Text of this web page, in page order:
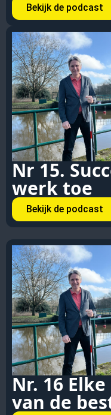
Bekijk de podcast
Nr 15.
werk toe
Bekijk de podcast
Nr. 16
van de